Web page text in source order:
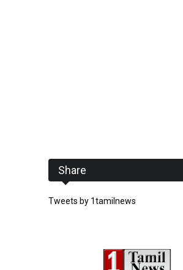
Share
Tweets by 1tamilnews